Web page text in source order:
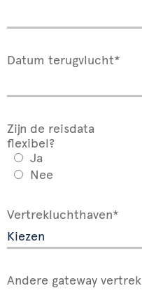
Datum terugvlucht*
Zijn de reisdata
flexibel?
Ja
Nee
Vertrekluchthaven*
Andere gateway vertrek